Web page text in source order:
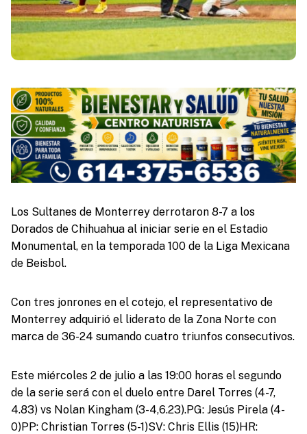
Los Sultanes de Monterrey derrotaron 8-7 a los
Dorados de Chihuahua al iniciar serie en el Estadio
Monumental, en la temporada 100 de la Liga Mexicana
de Beisbol.
Con tres jonrones en el cotejo, el representativo de
Monterrey adquirió el liderato de la Zona Norte con
marca de 36-24 sumando cuatro triunfos consecutivos.
Este miércoles 2 de julio a las 19:00 horas el segundo
de la serie será con el duelo entre Darel Torres (4-7,
4.83) vs Nolan Kingham (3-4,6.23).PG: Jesús Pirela (4-
0)PP: Christian Torres (5-1)SV: Chris Ellis (15)HR: